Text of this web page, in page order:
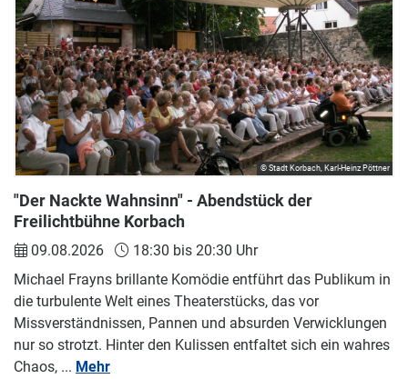
"Der Nackte Wahnsinn" - Abendstück der
Freilichtbühne Korbach
09.08.2026
18:30 bis 20:30 Uhr
Michael Frayns brillante Komödie entführt das Publikum in
die turbulente Welt eines Theaterstücks, das vor
Missverständnissen, Pannen und absurden Verwicklungen
nur so strotzt. Hinter den Kulissen entfaltet sich ein wahres
Chaos, ... Mehr
© Stadt Korbach, Karl-Heinz Pöttner